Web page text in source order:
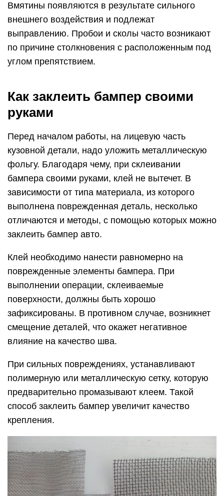
Вмятины появляются в результате сильного
внешнего воздействия и подлежат
выправлению. Пробои и сколы часто возникают
по причине столкновения с расположенным под
углом препятствием.
Как заклеить бампер своими
руками
Перед началом работы, на лицевую часть
кузовной детали, надо уложить металлическую
фольгу. Благодаря чему, при склеивании
бампера своими руками, клей не вытечет. В
зависимости от типа материала, из которого
выполнена поврежденная деталь, несколько
отличаются и методы, с помощью которых можно
заклеить бампер авто.
Клей необходимо нанести равномерно на
поврежденные элементы бампера. При
выполнении операции, склеиваемые
поверхности, должны быть хорошо
зафиксированы. В противном случае, возникнет
смещение деталей, что окажет негативное
влияние на качество шва.
При сильных повреждениях, устанавливают
полимерную или металлическую сетку, которую
предварительно промазывают клеем. Такой
способ заклеить бампер увеличит качество
крепления.